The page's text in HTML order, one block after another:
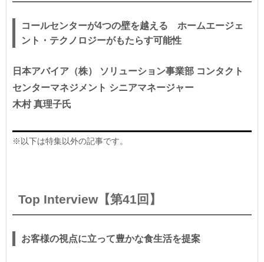
コールセンターが4つの壁を越える ホームエージェ
ント・テクノロジーがもたらす可能性
日本アバイア（株） ソリューション事業部 コンタクト
センターマネジメント シニアマネージャー
木村 真理子氏
※以下は特集以外の記事です。
Top Interview【第41回】
お客様の視点に立って豊かな食生活を提案